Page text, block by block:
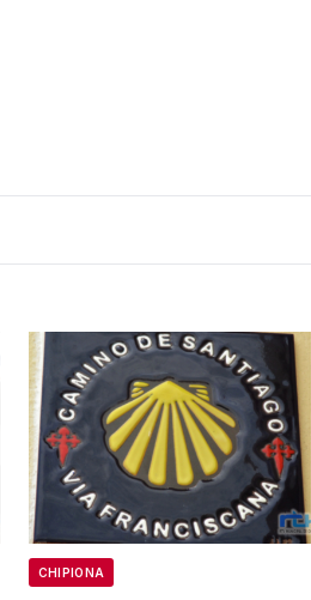
CHIPIONA